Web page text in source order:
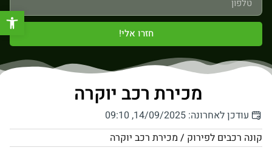
חזרו אלי!
מכירת רכב יוקרה
עודכן לאחרונה: 14/09/2025, 09:10
קונה רכבים לפירוק / מכירת רכב יוקרה
פתח